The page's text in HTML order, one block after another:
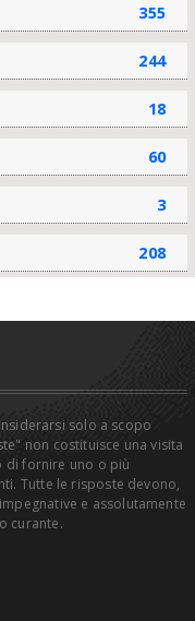
355
244
18
60
3
208
solo a scopo
non costituisce una visita
di fornire uno o più
Tutte le risposte devono,
e assolutamente
curante.